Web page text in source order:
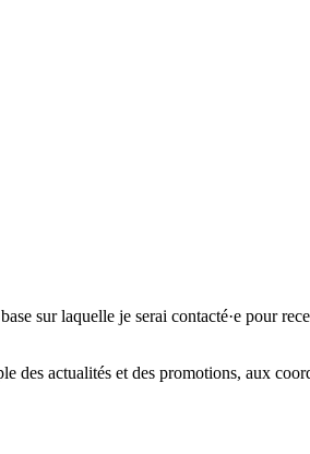
sur laquelle je serai contacté·e pour
des actualités et des promotions, aux